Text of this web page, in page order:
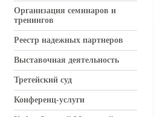
Организация семинаров и
тренингов
Реестр надежных партнеров
Выставочная деятельность
Третейский суд
Конференц-услуги